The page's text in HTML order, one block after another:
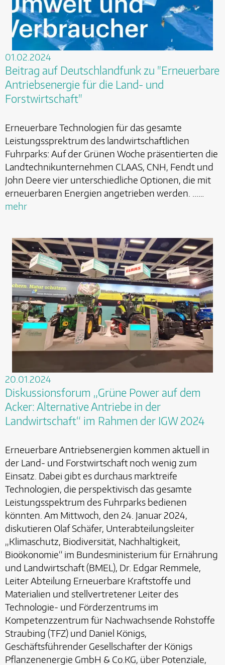
01.02.2024
Beitrag auf Deutschlandfunk zu "Erneuerbare
Antriebsenergie für die Land- und
Forstwirtschaft"
Erneuerbare Technologien für das gesamte
Leistungssprektrum des landwirtschaftlichen
Fuhrparks: Auf der Grünen Woche präsentierten die
Landtechnikunternehmen CLAAS, CNH, Fendt und
John Deere vier unterschiedliche Optionen, die mit
erneuerbaren Energien angetrieben werden. ...…
mehr
20.01.2024
Diskussionsforum „Grüne Power auf dem
Acker: Alternative Antriebe in der
Landwirtschaft“ im Rahmen der IGW 2024
Erneuerbare Antriebsenergien kommen aktuell in
der Land- und Forstwirtschaft noch wenig zum
Einsatz. Dabei gibt es durchaus marktreife
Technologien, die perspektivisch das gesamte
Leistungsspektrum des Fuhrparks bedienen
könnten. Am Mittwoch, den 24. Januar 2024,
diskutieren Olaf Schäfer, Unterabteilungsleiter
„Klimaschutz, Biodiversität, Nachhaltigkeit,
Bioökonomie“ im Bundesministerium für Ernährung
und Landwirtschaft (BMEL), Dr. Edgar Remmele,
Leiter Abteilung Erneuerbare Kraftstoffe und
Materialien und stellvertretener Leiter des
Technologie- und Förderzentrums im
Kompetenzzentrum für Nachwachsende Rohstoffe
Straubing (TFZ) und Daniel Königs,
Geschäftsführender Gesellschafter der Königs
Pflanzenenergie GmbH & Co.KG, über Potenziale,